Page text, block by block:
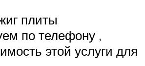
плиты
по телефону ,
этой услуги для